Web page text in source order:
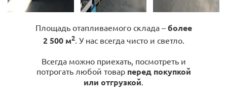
Площадь отапливаемого склада – более
2 500 м2. У нас всегда чисто и светло.
Всегда можно приехать, посмотреть и
потрогать любой товар перед покупкой
или отгрузкой.